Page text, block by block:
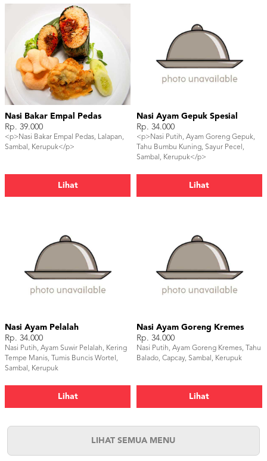
Nasi Bakar Empal Pedas
Rp. 39.000
<p>Nasi Bakar Empal Pedas, Lalapan,
Sambal, Kerupuk</p>
Lihat
Nasi Ayam Gepuk Spesial
Rp. 34.000
<p>Nasi Putih, Ayam Goreng Gepuk,
Tahu Bumbu Kuning, Sayur Pecel,
Sambal, Kerupuk</p>
Lihat
Nasi Ayam Pelalah
Rp. 34.000
Nasi Putih, Ayam Suwir Pelalah, Kering
Tempe Manis, Tumis Buncis Wortel,
Sambal, Kerupuk
Lihat
Nasi Ayam Goreng Kremes
Rp. 34.000
Nasi Putih, Ayam Goreng Kremes, Tahu
Balado, Capcay, Sambal, Kerupuk
Lihat
LIHAT SEMUA MENU